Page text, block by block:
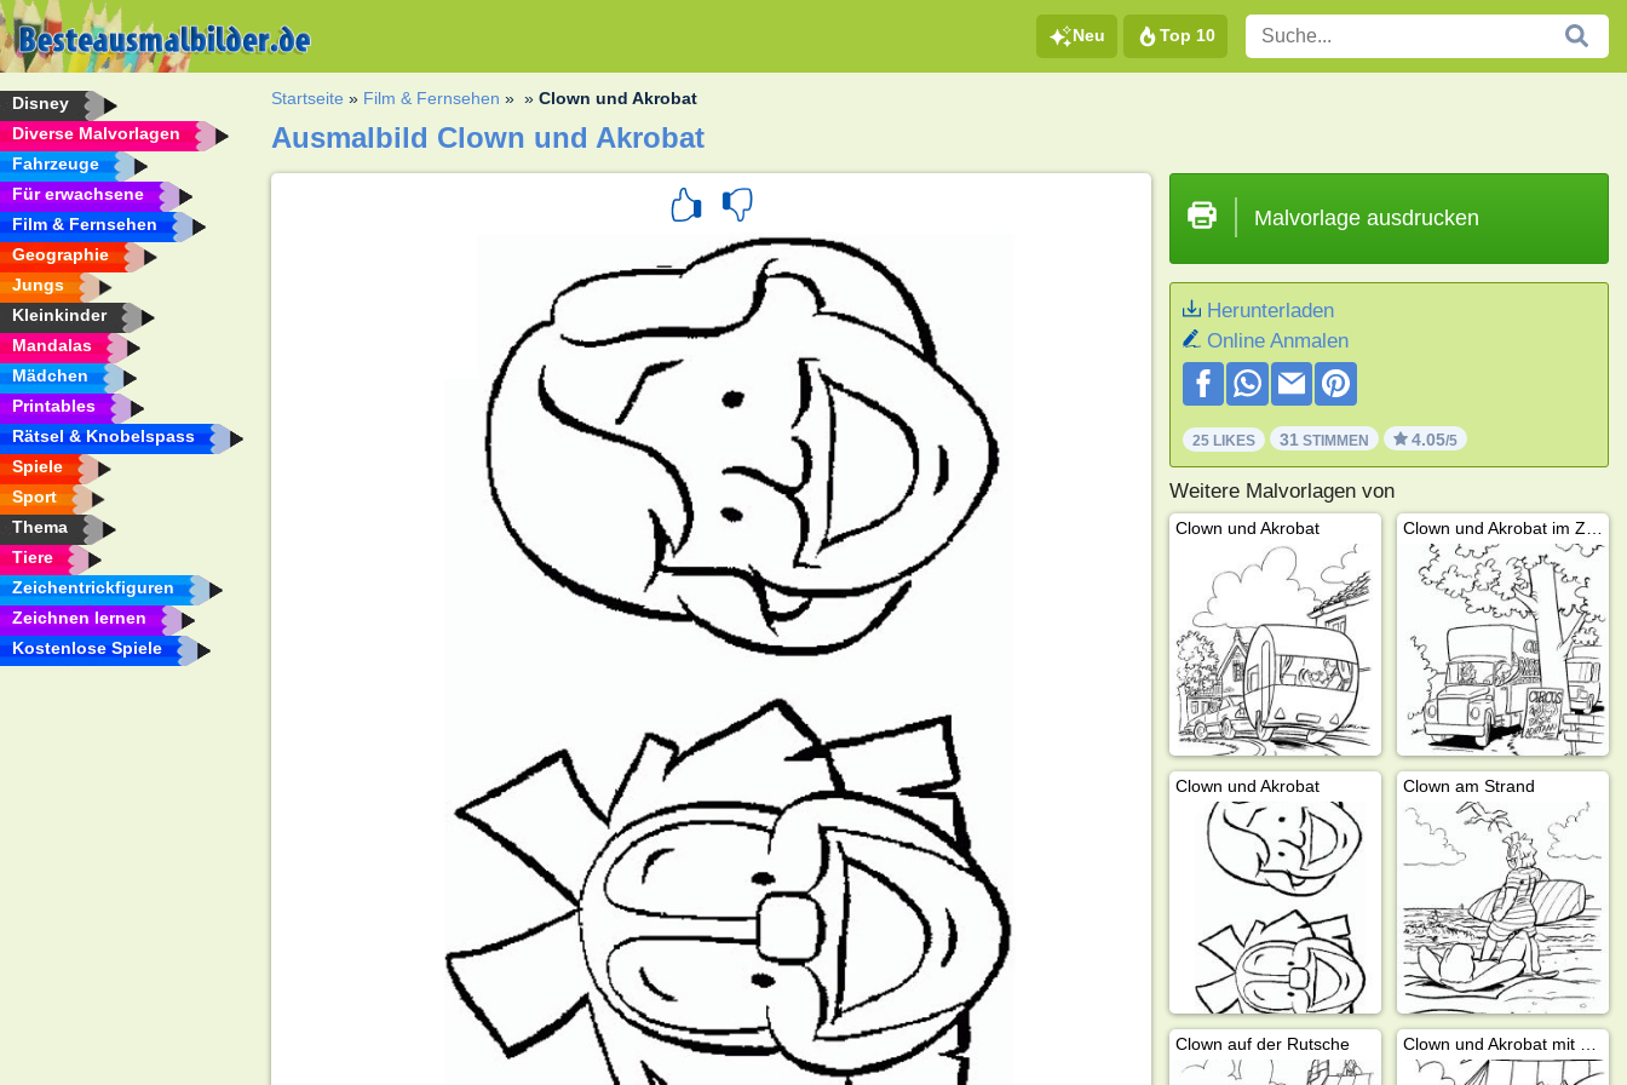
Neu Top 10
Disney
Diverse Malvorlagen
Fahrzeuge
Für erwachsene
Film & Fernsehen
Geographie
Jungs
Kleinkinder
Mandalas
Mädchen
Printables
Rätsel & Knobelspass
Spiele
Sport
Thema
Tiere
Zeichentrickfiguren
Zeichnen lernen
Kostenlose Spiele
Startseite » Film & Fernsehen » »Clown und Akrobat
Ausmalbild Clown und Akrobat
Malvorlage ausdrucken
Herunterladen
Online Anmalen
25 LIKES 31 STIMMEN 4.05/5
Weitere Malvorlagen von
Clown und Akrobat
Clown und Akrobat Clown am Strand
Clown auf der Rutsche